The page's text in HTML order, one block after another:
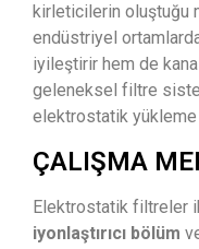
kirleticilerin oluştuğu
endüstriyel
iyileştirir hem de
geleneksel filtre
elektrostatik yükleme
ÇALIŞMA
Elektrostatik filtreler
iyonlaştırıcı bölüm